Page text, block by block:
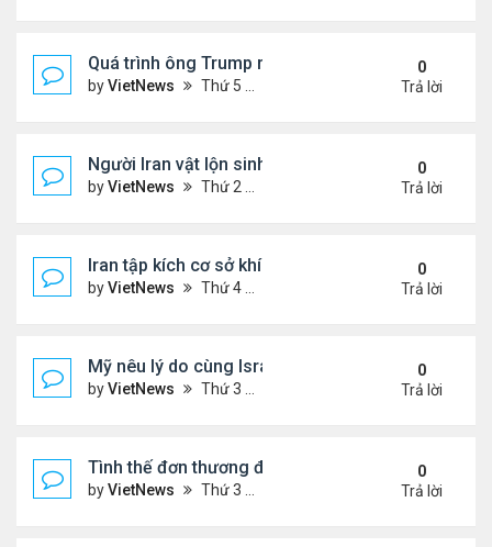
Quá trình ông Trump ra quyết định tấn công Iran
byVietNews Thứ 5 Tháng 4 09, 2026 5:43 pm
0
Trả lời
Người Iran vật lộn sinh tồn giữa chiến sự
byVietNews Thứ 2 Tháng 3 30, 2026 4:55 pm
0
Trả lời
Iran tập kích cơ sở khí LNG lớn nhất thế giới ở
byVietNews Thứ 4 Tháng 3 18, 2026 5:56 pm
0
Trả lời
Mỹ nêu lý do cùng Israel không kích Iran
byVietNews Thứ 3 Tháng 3 03, 2026 6:39 pm
0
Trả lời
Tình thế đơn thương độc mã của Iran trước sức
byVietNews Thứ 3 Tháng 2 24, 2026 6:01 pm
0
Trả lời